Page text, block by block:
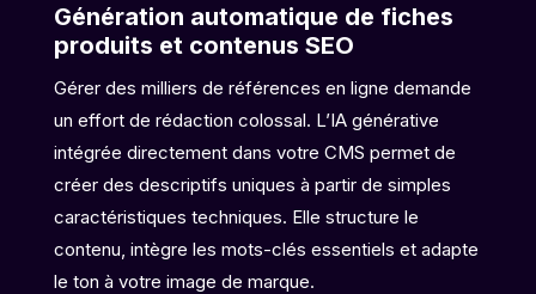
Génération automatique de fiches
produits et contenus SEO
Gérer des milliers de références en ligne demande
un effort de rédaction colossal. L’IA générative
intégrée directement dans votre CMS permet de
créer des descriptifs uniques à partir de simples
caractéristiques techniques. Elle structure le
contenu, intègre les mots-clés essentiels et adapte
le ton à votre image de marque.